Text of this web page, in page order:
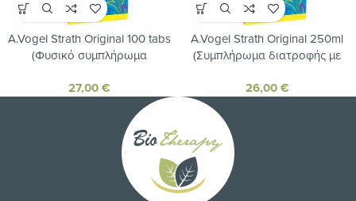
A.Vogel Strath Original 100 tabs
(Φυσικό συμπλήρωμα
φυτική μαγιά)
27,00€
A.Vogel Strath Original 250ml
(Συμπλήρωμα διατροφής με
26,00€